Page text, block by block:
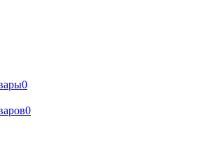
0
0